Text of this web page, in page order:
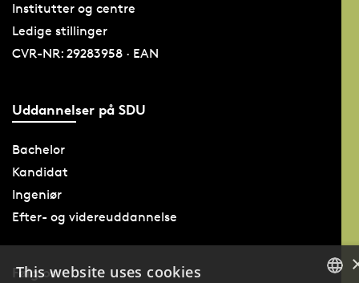
Institutter og centre
Ledige stillinger
CVR-NR: 29283958 · EAN
Uddannelser på SDU
Bachelor
Kandidat
Ingeniør
Efter- og videreuddannelse
Følg os
This website uses cookies